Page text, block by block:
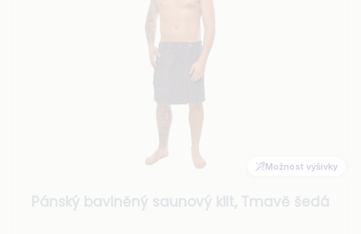
Možnost výšivky
Pánský bavlněný saunový kilt, Tmavě šedá